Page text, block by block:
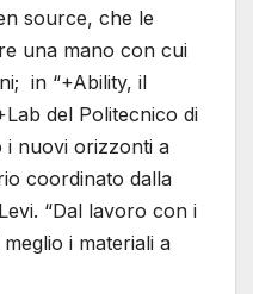
source, che le
una mano con cui
in “+Ability, il
del Politecnico di
i nuovi orizzonti a
coordinato dalla
“Dal lavoro con i
i materiali a